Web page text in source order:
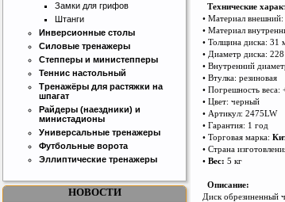
Технические
• Материал внешний:
• Материал
• Толщина диска: 31
• Диаметр диска:
• Внутренний
• Втулка: резиновая
• Погрешность веса:
• Цвет: черный
• Артикул: 2475LW
• Гарантия: 1 год
• Торговая марка:
• Страна изгот
• Вес: 5 кг
Описание:
Диск обрезиненный
Замки для грифов
Штанги
Инверсионные столы
Силовые тренажеры
Степперы и министепперы
Теннис настольный
Тренажёры для растяжки на
шпагат
Райдеры (наездники) и
министадионы
Универсальные тренажеры
Футбольные ворота
Эллиптические тренажеры
НОВОСТИ
Бесплатная сборка и доставка
товара!